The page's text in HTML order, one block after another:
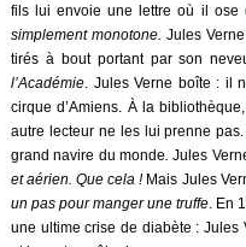
fils lui envoie une lettre où il ose
simplement monotone. Jules
tirés à bout portant par son
l’Académie. Jules Verne boîte : il
cirque d’Amiens. À la
autre lecteur ne les lui prenne
grand navire du monde.Jules
et aérien. Que cela ! Mais Jules
un pas pour manger une truffe. En
une ultime crise de diabète : Jules